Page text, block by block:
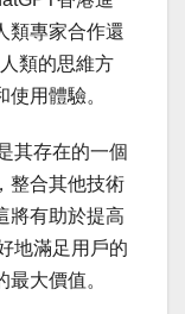
類專家合作還
類的思維方
用體驗。
其存在的一個
整合其他技術
將有助於提高
地滿足用戶的
大價值。